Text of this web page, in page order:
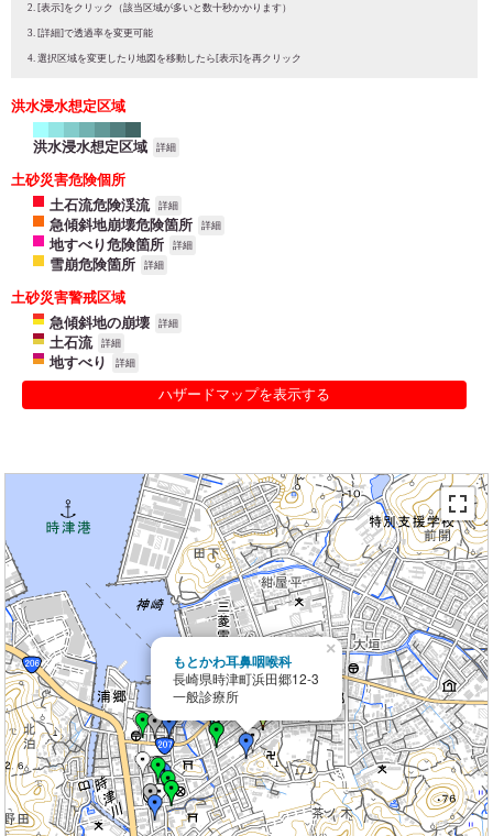
[表示]をクリック（該当区域が多いと数十秒かかります）
[詳細]で透過率を変更可能
選択区域を変更したり地図を移動したら[表示]を再クリック
洪水浸水想定区域
洪水浸水想定区域 詳細
土砂災害危険個所
土石流危険渓流
詳細
急傾斜地崩壊危険箇所 詳細
地すべり危険箇所 詳細
雪崩危険箇所 詳細
土砂災害警戒区域
急傾斜地の崩壊
詳細
土石流 詳細
地すべり 詳細
ハザードマップを表示する
もとかわ耳鼻咽喉科
長崎県時津町浜田郷12-3
一般診療所
×